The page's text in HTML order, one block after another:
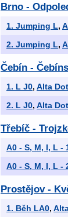
Brno -
1. Jumping L,
2. Jumping L,
Čebín -
1. L J0, Alta
2. L J0, Alta
Třebíč -
A0 - S, M, I, L -
A0 - S, M, I, L -
Prostějov -
1. Běh LA0,